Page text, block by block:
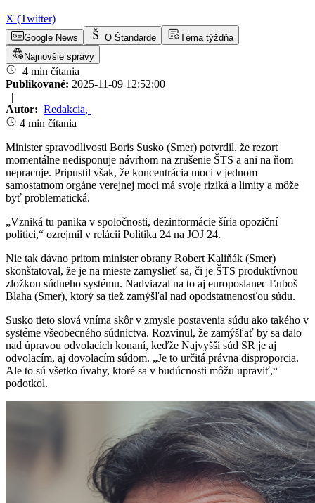
X (Twitter)
Google News O Štandarde
Téma týždňa
Najnovšie správy
4 min čítania
Publikované: 2025-11-09 12:52:00
|
Autor: Redakcia,
4 min čítania
Minister spravodlivosti Boris Susko (Smer) potvrdil, že rezort
momentálne nedisponuje návrhom na zrušenie ŠTS a ani na ňom
nepracuje. Pripustil však, že koncentrácia moci v jednom
samostatnom orgáne verejnej moci má svoje riziká a limity a môže
byť problematická.
„Vzniká tu panika v spoločnosti, dezinformácie šíria opoziční
politici,“ ozrejmil v relácii Politika 24 na JOJ 24.
Nie tak dávno pritom minister obrany Robert Kaliňák (Smer)
skonštatoval, že je na mieste zamyslieť sa, či je ŠTS produktívnou
zložkou súdneho systému. Nadviazal na to aj europoslanec Ľuboš
Blaha (Smer), ktorý sa tiež zamýšľal nad opodstatnenosťou súdu.
Susko tieto slová vníma skôr v zmysle postavenia súdu ako takého v
systéme všeobecného súdnictva. Rozvinul, že zamýšľať by sa dalo
nad úpravou odvolacích konaní, keďže Najvyšší súd SR je aj
odvolacím, aj dovolacím súdom. „Je to určitá právna disproporcia.
Ale to sú všetko úvahy, ktoré sa v budúcnosti môžu upraviť,“
podotkol.